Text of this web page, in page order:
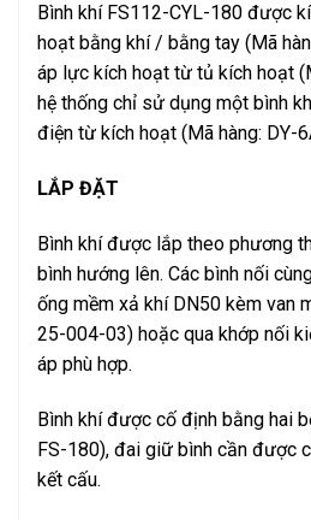
Bình khí FS112-CYL-180 được
hoạt bằng khí / bằng tay (Mã
áp lực kích hoạt từ tủ kích hoạt
hệ thống chỉ sử dụng một bình
điện từ kích hoạt (Mã hàng: DY-
LẮP ĐẶT
Bình khí được lắp theo phương
bình hướng lên. Các bình nối
ống mềm xả khí DN50 kèm van
25-004-03) hoặc qua khớp nối
áp phù hợp.
Bình khí được cố định bằng hai
FS-180), đai giữ bình cần được
kết cấu.